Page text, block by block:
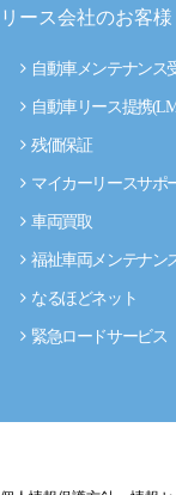
リース会社のお客様
自動車メンテナンス
自動車リース提携
残価保証
マイカーリースサポ
車両買取
福祉車両メンテナン
なるほどネット
緊急ロードサービス